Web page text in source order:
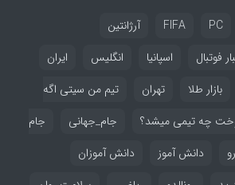
FIFA PC
آرژانتین
فوتبال اسپانیا انگلیس
ایران
بازار طلا تهران
تیم من سیتی اگه
چه تیمی میشد؟
جام_جهانی
جام
دانش آموز
دانش آموزان